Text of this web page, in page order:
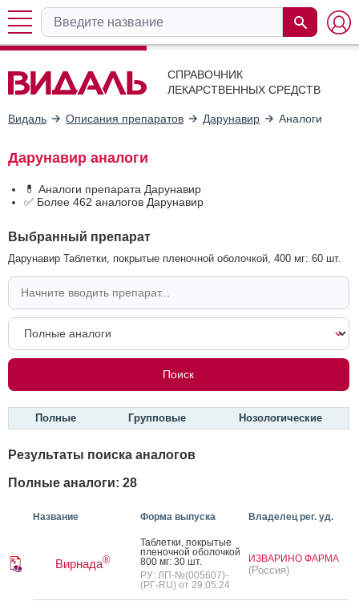
СПРАВОЧНИК
ЛЕКАРСТВЕННЫХ СРЕДСТВ
Видаль Описания препаратов Дарунавир Аналоги
Дарунавир аналоги
💊 Аналоги препарата Дарунавир
✅ Более 462 аналогов Дарунавир
Выбранный препарат
Дарунавир Таблетки, покрытые пленочной оболочкой, 400 мг: 60 шт.
Полные Групповые Нозологические
Результаты поиска аналогов
Полные аналоги: 28
Название Форма выпуска Владелец рег. уд.
Вирнада®
Таб­летки, пок­ры­тые
пле­ноч­ной обо­лоч­кой
800 мг: 30 шт.
РУ: ЛП-№(005607)-
(РГ-RU) от 29.05.24
ИЗВАРИНО ФАРМА
(Россия)